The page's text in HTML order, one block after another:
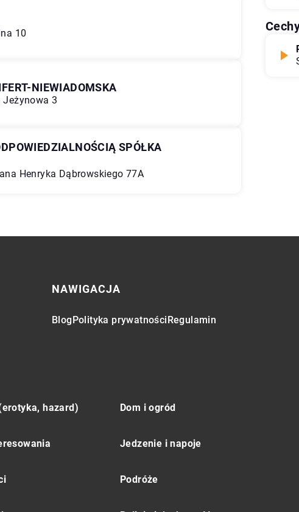
10
NIEWIADOMSKA
Jeżynowa 3
SPÓŁKA
Henryka Dąbrowskiego 77A
NAWIGACJA
BlogPolityka prywatnościRegulamin
hazard) Dom i ogród
Jedzenie i napoje
Podróże